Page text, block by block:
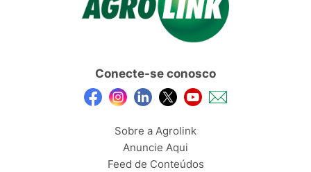
Conecte-se conosco
Sobre a Agrolink
Anuncie Aqui
Feed de Conteúdos